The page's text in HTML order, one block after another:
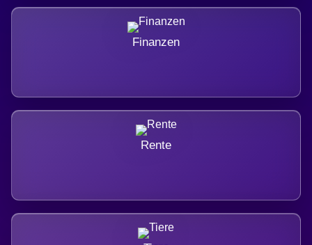
Finanzen
Rente